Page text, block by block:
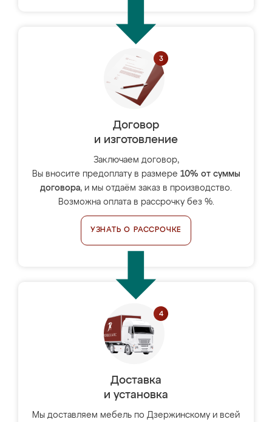
Договор
и изготовление
Заключаем договор,
Вы вносите предоплату в размере 10% от суммы
договора, и мы отдаём заказ в производство.
Возможна оплата в рассрочку без %.
УЗНАТЬ О РАССРОЧКЕ
Доставка
и установка
Мы доставляем мебель по Дзержинскому и всей